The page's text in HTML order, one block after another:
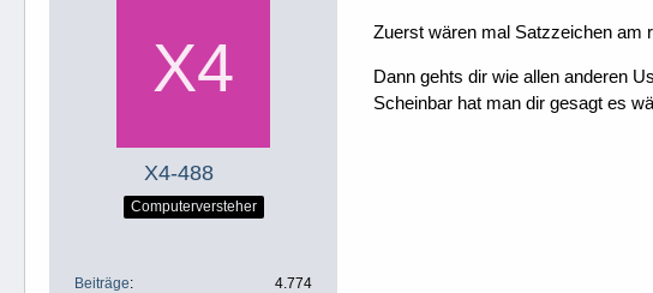
X4-488
Computerversteher
Beiträge 4.774
Zuerst wären mal Satzzeichen am
Dann gehts dir wie allen anderen
Scheinbar hat man dir gesagt es